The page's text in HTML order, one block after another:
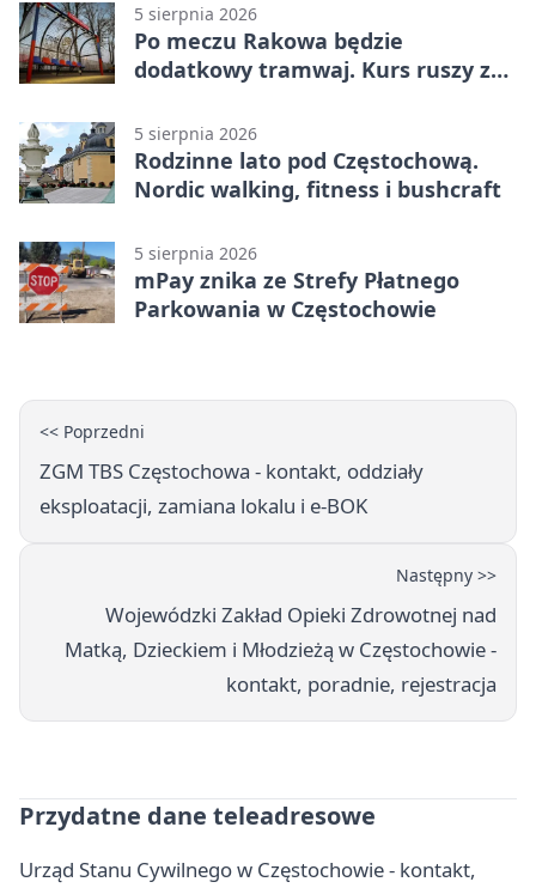
5 sierpnia 2026
Po meczu Rakowa będzie
dodatkowy tramwaj. Kurs ruszy ze
5 sierpnia 2026
Rodzinne lato pod Częstochową.
Nordic walking, fitness i bushcraft
5 sierpnia 2026
mPay znika ze Strefy Płatnego
Parkowania w Częstochowie
<< Poprzedni
ZGM TBS Częstochowa - kontakt, oddziały
eksploatacji, zamiana lokalu i e-BOK
Następny >>
Wojewódzki Zakład Opieki Zdrowotnej nad
Matką, Dzieckiem i Młodzieżą w Częstochowie -
kontakt, poradnie, rejestracja
Przydatne dane teleadresowe
Urząd Stanu Cywilnego w Częstochowie - kontakt,